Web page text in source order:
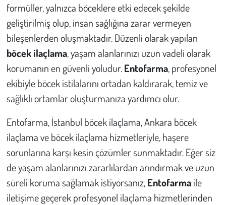
formüller, yalnızca böceklere etki edecek şekilde
geliştirilmiş olup, insan sağlığına zarar vermeyen
bileşenlerden oluşmaktadır. Düzenli olarak yapılan
böcek ilaçlama, yaşam alanlarınızı uzun vadeli olarak
korumanın en güvenli yoludur.Entofarma, profesyonel
ekibiyle böcek istilalarını ortadan kaldırarak, temiz ve
sağlıklı ortamlar oluşturmanıza yardımcı olur.
Entofarma, İstanbul böcek ilaçlama, Ankara böcek
ilaçlama ve böcek ilaçlama hizmetleriyle, haşere
sorunlarına karşı kesin çözümler sunmaktadır. Eğer siz
de yaşam alanlarınızı zararlılardan arındırmak ve uzun
süreli koruma sağlamak istiyorsanız,Entofarmaile
iletişime geçerek profesyonel ilaçlama hizmetlerinden